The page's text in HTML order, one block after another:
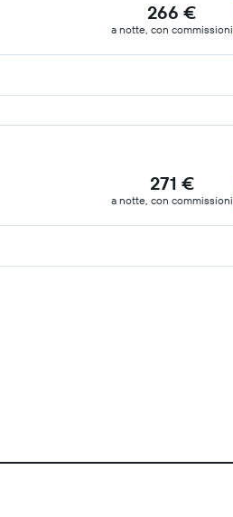
266 €
a notte, con commissioni
271 €
a notte, con commissioni